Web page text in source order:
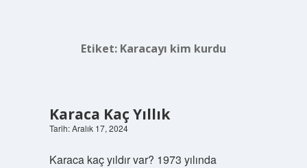
Etiket: Karacayı kim kurdu
Karaca Kaç Yıllık
Tarih: Aralık 17, 2024
Karaca kaç yıldır var? 1973 yılında